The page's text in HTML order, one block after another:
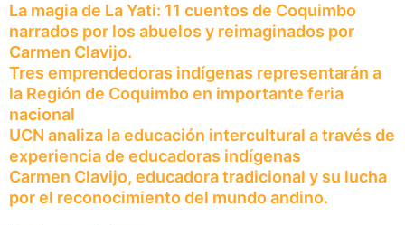
La magia de La Yati: 11 cuentos de Coquimbo
narrados por los abuelos y reimaginados por
Carmen Clavijo.
Tres emprendedoras indígenas representarán a
la Región de Coquimbo en importante feria
nacional
UCN analiza la educación intercultural a través de
experiencia de educadoras indígenas
Carmen Clavijo, educadora tradicional y su lucha
por el reconocimiento del mundo andino.